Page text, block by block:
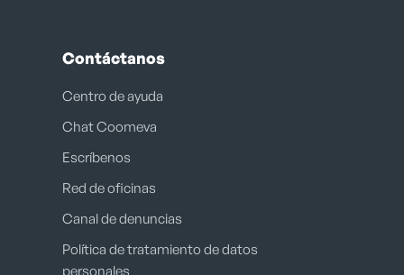
Contáctanos
Centro de ayuda
Chat Coomeva
Escríbenos
Red de oficinas
Canal de denuncias
Política de tratamiento de datos
personales